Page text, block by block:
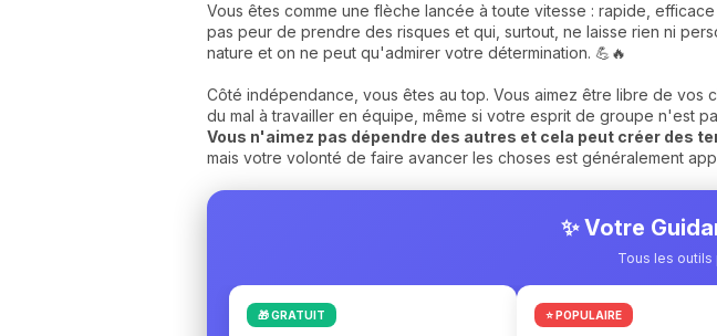
Vous êtes comme une flèche lancée à toute vitesse : rapide,
pas peur de prendre des risques et qui, surtout, ne laisse rien ni
nature et on ne peut qu'admirer votre détermination. 💪🔥
Côté indépendance, vous êtes au top. Vous aimez être libre de
du mal à travailler en équipe, même si votre esprit de groupe n'est
Vous n'aimez pas dépendre des autres et cela peut créer des
mais votre volonté de faire avancer les choses est généralement
✨ Votre
Tous les outils
🎁 GRATUIT ⭐ POPULAIRE